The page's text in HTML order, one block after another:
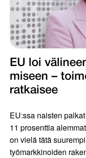
EU loi
miseen –
ratkaisee
EU:ssa naisten
11 prosenttia
on vielä tätä
työmarkkinoiden